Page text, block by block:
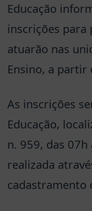
Educação
inscrições
atuarão nas
Ensino, a partir
As inscrições
Educação,
n. 959, das 07h
realizada
cadastramento